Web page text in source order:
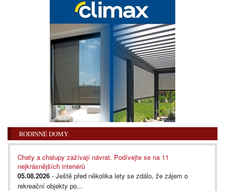
RODINNÉ DOMY
Chaty a chalupy zažívají návrat. Podívejte se na 11
nejkrásnějších interiérů
05.08.2026 - Ještě před několika lety se zdálo, že zájem o
rekreační objekty po...